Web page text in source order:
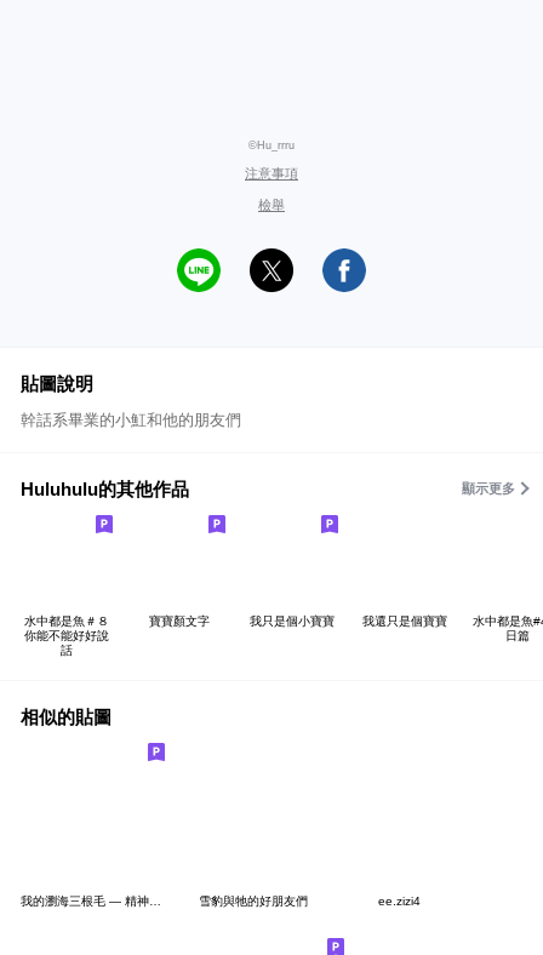
©Hu_rrru
注意事項
檢舉
貼圖說明
幹話系畢業的小魟和他的朋友們
Huluhulu的其他作品 顯示更多
水中都是魚＃８
你能不能好好說
話
寶寶顏文字 我只是個小寶寶 我還只是個寶寶
水中都是魚
日篇
相似的貼圖
我的瀏海三根毛 — 精神狀態篇 雪豹與牠的好朋友們 ee.zizi4